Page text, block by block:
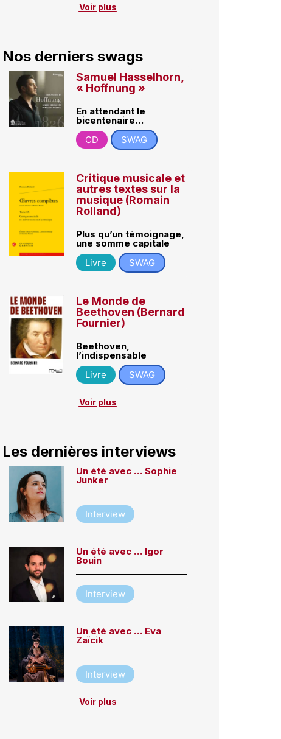
Voir plus
Nos derniers swags
Samuel Hasselhorn,
« Hoffnung »
En attendant le
bicentenaire…
CD
SWAG
Critique musicale et
autres textes sur la
musique (Romain
Rolland)
Plus qu’un témoignage,
une somme capitale
Livre
SWAG
Le Monde de
Beethoven (Bernard
Fournier)
Beethoven,
l’indispensable
Livre
SWAG
Voir plus
Les dernières interviews
Un été avec … Sophie
Junker
Interview
Un été avec … Igor
Bouin
Interview
Un été avec … Eva
Zaïcik
Interview
Voir plus